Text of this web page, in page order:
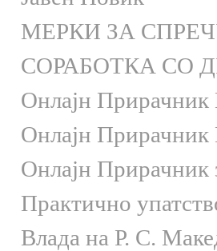
МЕРКИ ЗА
СОРАБОТКА СО
Онлaјн
Онлаjн Прирачник
Онлаjн Прирачник
Практично
Влада на Р. С.